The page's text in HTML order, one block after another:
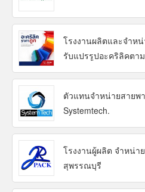
โรงงานผลิตและจำห
รับแปรรูปอะคริลิคตา
ตัวแทนจำหน่ายสายพ
Systemtech.
โรงงานผู้ผลิต จำหน่า
สุพรรณบุรี